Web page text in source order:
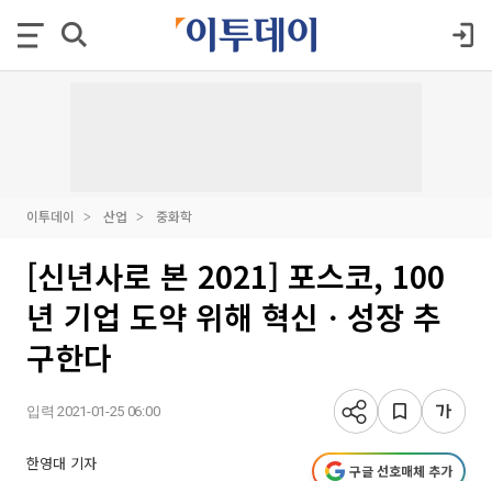
이투데이 산업 중화학
[신년사로 본 2021] 포스코, 100
년 기업 도약 위해 혁신ㆍ성장 추
구한다
입력 2021-01-25 06:00
한영대 기자 구글 선호매체 추가